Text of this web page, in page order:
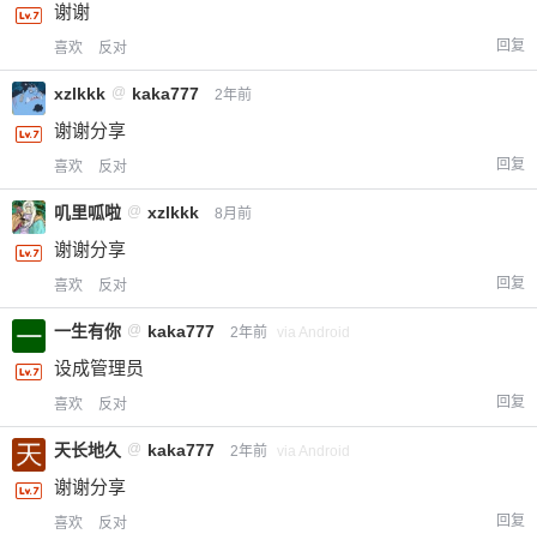
谢谢
喜欢 反对 回复
xzlkkk @ kaka777 2年前
谢谢分享
喜欢 反对 回复
叽里呱啦 @ xzlkkk 8月前
谢谢分享
喜欢 反对 回复
一生有你 @ kaka777 2年前 via Android
设成管理员
喜欢 反对 回复
天长地久 @ kaka777 2年前 via Android
谢谢分享
喜欢 反对 回复